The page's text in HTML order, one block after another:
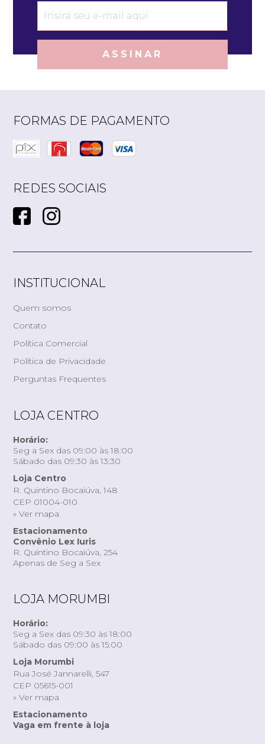
ASSINAR
FORMAS DE PAGAMENTO
REDES SOCIAIS
INSTITUCIONAL
Quem somos
Contato
Política Comercial
Política de Privacidade
Perguntas Frequentes
LOJA CENTRO
Horário:
Seg a Sex das 09:00 às 18:00
Sábado das 09:30 às 13:30
Loja Centro
R. Quintino Bocaiúva, 148
CEP 01004-010
» Ver mapa
Estacionamento
Convênio Lex Iuris
R. Quintino Bocaiúva, 254
Apenas de Seg a Sex
LOJA MORUMBI
Horário:
Seg a Sex das 09:30 às 18:00
Sábado das 09:00 às 15:00
Loja Morumbi
Rua José Jannarelli, 547
CEP 05615-001
» Ver mapa
Estacionamento
Vaga em frente à loja